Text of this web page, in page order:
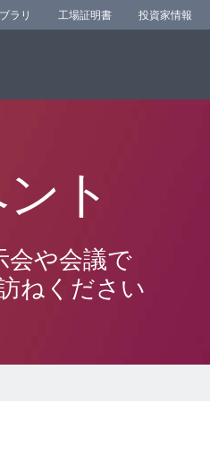
ラリ 工場証明書 投資家情報
ト
会や会議で
ねください